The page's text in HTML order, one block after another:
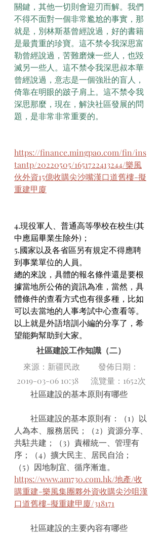
關鍵，其他一切則會迎刃而解。我們
不得不面對一個非常尷尬的事實，那
就是，別林斯基曾經說過，好的書籍
是最貴重的珍寶。這不禁令我深思富
勒曾經說過，苦難磨煉一些人，也毀
滅另一些人。這不禁令我深思叔本華
曾經說過，意志是一個強壯的盲人，
倚靠在明眼的跛子肩上。這不禁令我
深思那麼，現在，解決社區發展的問
題，是非常非常重要的。
https://finance.mingpao.com/fin/ins
tantp/20220505/1651722413244/樂風
伙外資15億收購尖沙嘴漢口道舊樓-擬
重建甲廈
4.現役軍人、普通高等學校在校生(其
中應屆畢業生除外)；
5.國家以及各省區另有規定不得應聘
到事業單位的人員。
總的來說，具體的報名條件還是要根
據當地所公佈的資訊為准，當然，具
體條件的查看方式也有很多種，比如
可以去當地的人事考試中心查看等。
以上就是外語培訓小編的分享了，希
望能夠幫助到大家。
社區建設工作知識（二）
來源：新疆民政         發佈日期：
2019-03-06 10:38      流覽量：1652次
社區建設的基本原則有哪些
社區建設的基本原則有：（1）以
人為本、服務居民；（2）資源分享、
共駐共建；（3）責權統一、管理有
序；（4）擴大民主、居民自治；
（5）因地制宜、循序漸進。
https://www.am730.com.hk/地產/收
購重建-樂風集團夥外資收購尖沙咀漢
口道舊樓-擬重建甲廈/318171
社區建設的主要內容有哪些